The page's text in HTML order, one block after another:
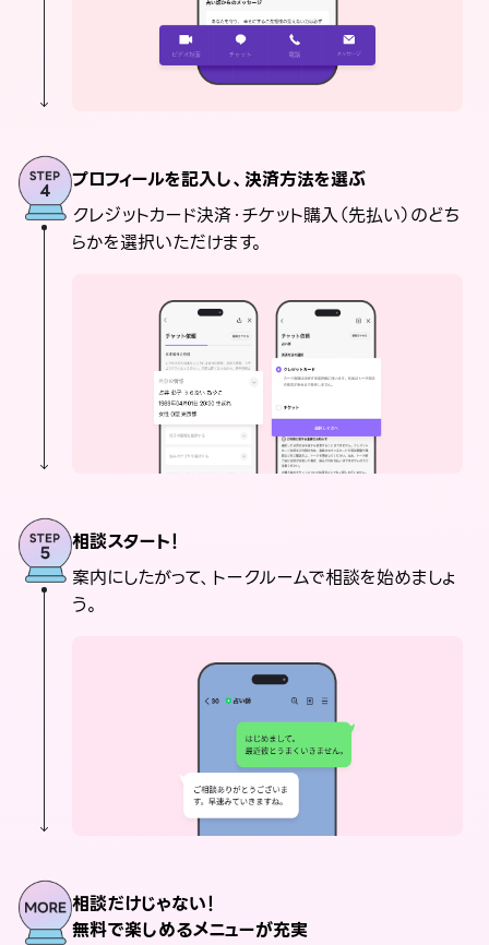
プロフィールを記入し、決済方法を選ぶ
クレジットカード決済・チケット購入（先払い）のどち
らかを選択いただけます。
相談スタート！
案内にしたがって、トークルームで相談を始めましょ
う。
相談だけじゃない！
無料で楽しめるメニューが充実